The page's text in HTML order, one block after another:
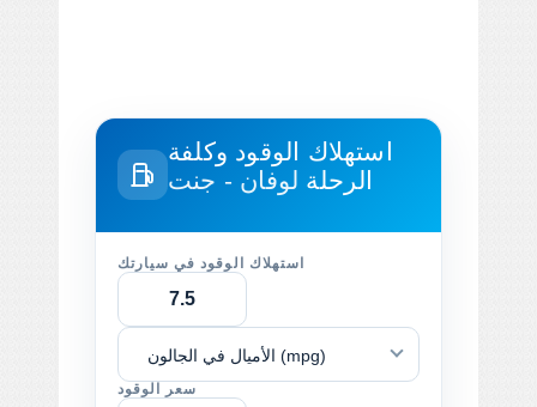
استهلاك الوقود وكلفة
الرحلة لوفان - جنت
استهلاك الوقود في سيارتك
الأميال في الجالون (mpg)
سعر الوقود